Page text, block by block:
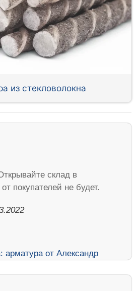
из стекловолокна
склад в
покупателей не будет.